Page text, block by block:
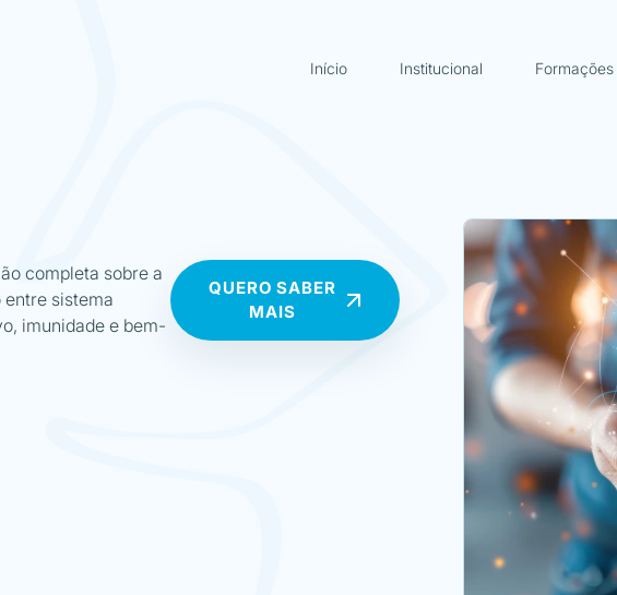
Início Institucional Formações
completa sobre a
entre sistema
imunidade e bem-
QUERO SABER
MAIS